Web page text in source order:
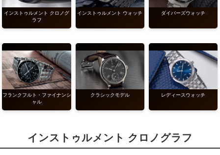
インストゥルメント クロノグ
ラフ
インストゥルメント ウォッチ ダイバーズウォッチ
フランクフルト・ファイナンシ
ャル
クラシックモデル レディースウォッチ
インストゥルメント クロノグラフ